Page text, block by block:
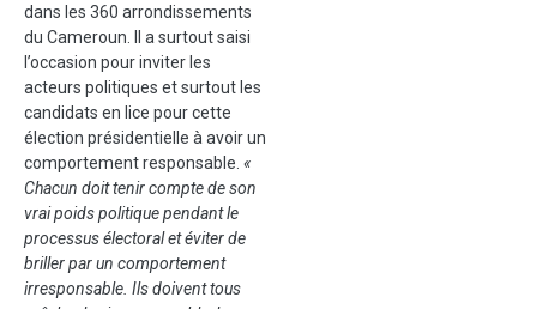
dans les 360 arrondissements
du Cameroun. Il a surtout saisi
l’occasion pour inviter les
acteurs politiques et surtout les
candidats en lice pour cette
élection présidentielle à avoir un
comportement responsable. «
Chacun doit tenir compte de son
vrai poids politique pendant le
processus électoral et éviter de
briller par un comportement
irresponsable. Ils doivent tous